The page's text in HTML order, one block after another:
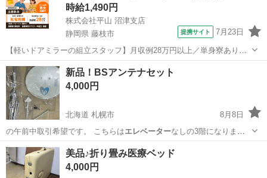
時給1,490円
株式会社平山 沼津支店
静岡県 藤枝市
提携サイト 7月23日
【軽いドアミラーの組立スタッフ】月収例28万円以上／単身寮あり／
年間休日121日／初めてさんも安心のカンタン作業 【未経験歓迎】軽
いドアミラーの組立スタッフ｜新設のキレイな工場◎男女活躍中！ 大
手自動車部品メーカーの新設工...
静岡 藤枝市 その他
新品！BSアンテナセット
4,000円
北海道 札幌市
8月8日
の午前中取引希望です。 こちらはエレベーターなしの3階になりま
す。 1階まで運…
北海道 札幌市 テレビ
美品♪折り畳み医療ベッド
4,000円